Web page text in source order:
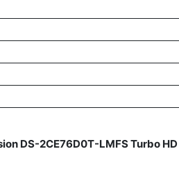
DS-2CE76D0T-LMFS Turbo